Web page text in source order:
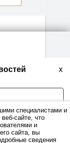
x
данных
специалистами и
сайте, что
и
сайта, вы
сведения